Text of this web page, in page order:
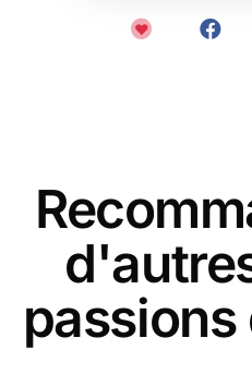
passions